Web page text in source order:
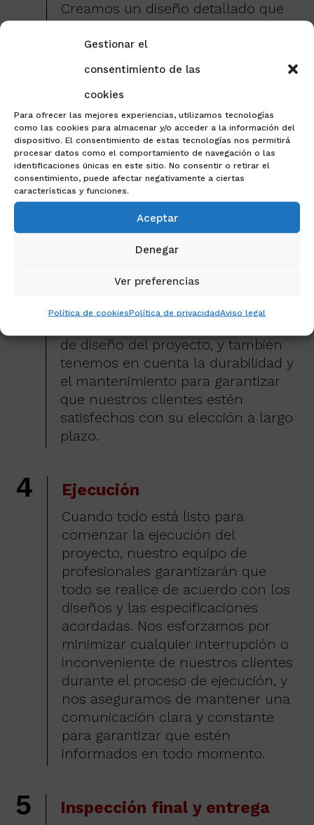
Gestionar el
consentimiento de las
cookies
Para ofrecer las mejores experiencias, utilizamos tecnologías
como las cookies para almacenar y/o acceder a la información del
dispositivo. El consentimiento de estas tecnologías nos permitirá
procesar datos como el comportamiento de navegación o las
identificaciones únicas en este sitio. No consentir o retirar el
consentimiento, puede afectar negativamente a ciertas
características y funciones.
Aceptar
Denegar
Ver preferencias
Política de cookiesPolítica de privacidadAviso legal
Creamos un diseño detallado que
tenga en cuenta las necesidades y
preferencias de nuestros clientes,
al mismo tiempo que se ajuste a su
3 Elección de materiales
Una vez que se ha definido el
diseño, asesoramos a nuestros
clientes a seleccionar los mejores
materiales para su proyecto.
Trabajamos con proveedores de
alta calidad para asegurarnos de
mejores materiales disponibles. Nos
aseguramos de que los materiales
de diseño del proyecto, y también
tenemos en cuenta la durabilidad y
el mantenimiento para garantizar
que nuestros clientes estén
satisfechos con su elección a largo
plazo.
4 Ejecución
Cuando todo está listo para
comenzar la ejecución del
proyecto, nuestro equipo de
profesionales garantizarán que
todo se realice de acuerdo con los
diseños y las especificaciones
acordadas. Nos esforzamos por
minimizar cualquier interrupción o
inconveniente de nuestros clientes
durante el proceso de ejecución, y
nos aseguramos de mantener una
comunicación clara y constante
para garantizar que estén
informados en todo momento.
5 Inspección final y entrega